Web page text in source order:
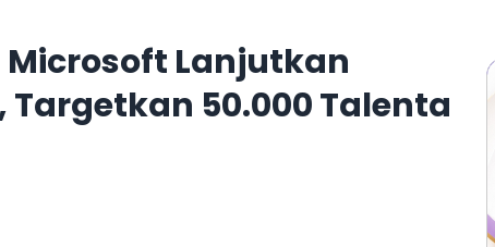
Lanjutkan
50.000 Talenta